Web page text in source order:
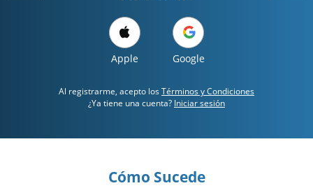
Apple Google
Al registrarme, acepto los Términos y Condiciones
¿Ya tiene una cuenta? Iniciar sesión
Cómo Sucede